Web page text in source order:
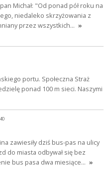
Michał: "Od ponad pół roku na
niedaleko skrzyżowania z
przez wszystkich… »
portu. Społeczna Straż
ponad 100 m sieci. Naszymi
zawiesiły dziś bus-pas na ulicy
do miasta odbywał się bez
bus pasa dwa miesiące… »